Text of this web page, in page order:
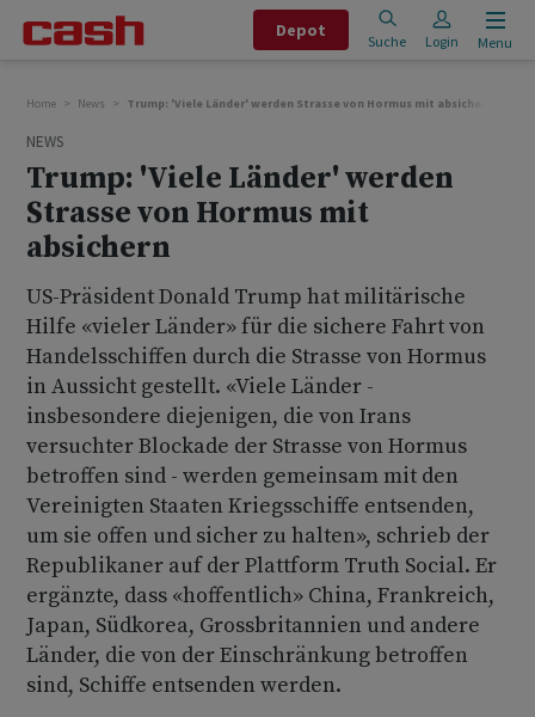
Depot
Suche Login Menu
Home News Trump: 'Viele Länder' werden Strasse von Hormus mit absichern
NEWS
Trump: 'Viele Länder' werden
Strasse von Hormus mit
absichern
US-Präsident Donald Trump hat militärische
Hilfe «vieler Länder» für die sichere Fahrt von
Handelsschiffen durch die Strasse von Hormus
in Aussicht gestellt. «Viele Länder -
insbesondere diejenigen, die von Irans
versuchter Blockade der Strasse von Hormus
betroffen sind - werden gemeinsam mit den
Vereinigten Staaten Kriegsschiffe entsenden,
um sie offen und sicher zu halten», schrieb der
Republikaner auf der Plattform Truth Social. Er
ergänzte, dass «hoffentlich» China, Frankreich,
Japan, Südkorea, Grossbritannien und andere
Länder, die von der Einschränkung betroffen
sind, Schiffe entsenden werden.